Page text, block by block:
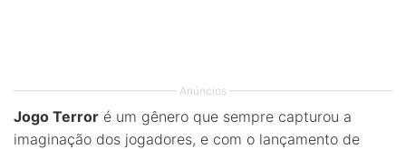
Anúncios
Jogo Terror é um gênero que sempre capturou a
imaginação dos jogadores, e com o lançamento de